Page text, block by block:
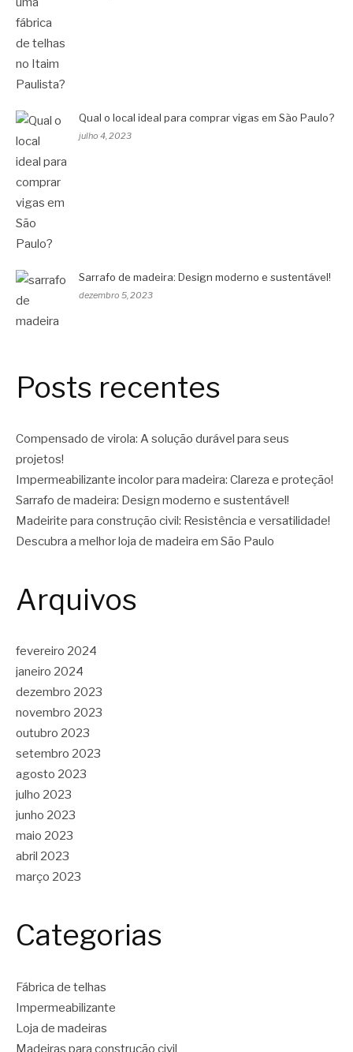
Qual o local ideal para comprar vigas em São Paulo?
julho 4, 2023
Sarrafo de madeira: Design moderno e sustentável!
dezembro 5, 2023
Posts recentes
Compensado de virola: A solução durável para seus
projetos!
Impermeabilizante incolor para madeira: Clareza e proteção!
Sarrafo de madeira: Design moderno e sustentável!
Madeirite para construção civil: Resistência e versatilidade!
Descubra a melhor loja de madeira em São Paulo
Arquivos
fevereiro 2024
janeiro 2024
dezembro 2023
novembro 2023
outubro 2023
setembro 2023
agosto 2023
julho 2023
junho 2023
maio 2023
abril 2023
março 2023
Categorias
Fábrica de telhas
Impermeabilizante
Loja de madeiras
Madeiras para construção civil